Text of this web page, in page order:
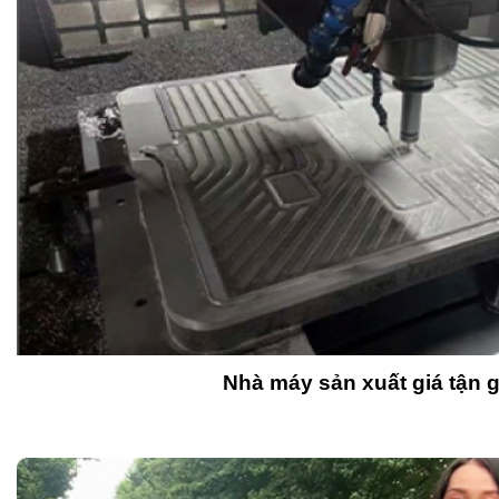
Nhà máy sản xuất giá tận